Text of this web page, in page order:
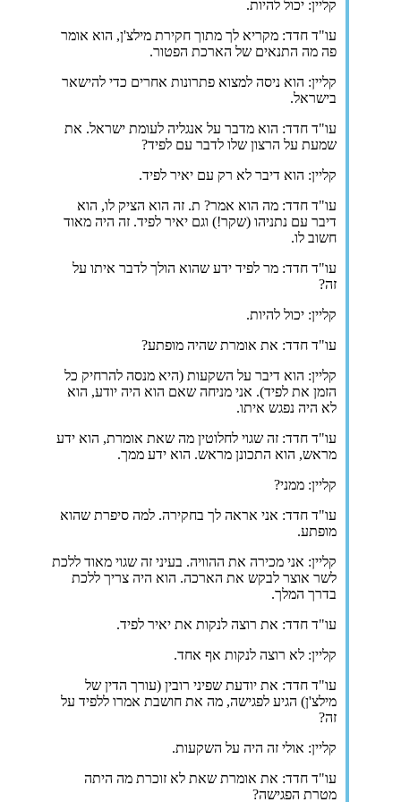
קליין: יכול להיות.
עו"ד חדד: מקריא לך מתוך חקירת מילצ'ן, הוא אומר
פה מה התנאים של הארכת הפטור.
קליין: הוא ניסה למצוא פתרונות אחרים כדי להישאר
בישראל.
עו"ד חדד: הוא מדבר על אנגליה לעומת ישראל. את
שמעת על הרצון שלו לדבר עם לפיד?
קליין: הוא דיבר לא רק עם יאיר לפיד.
עו"ד חדד: מה הוא אמר? ת. זה הוא הציק לו, הוא
דיבר עם נתניהו (שקר!) וגם יאיר לפיד. זה היה מאוד
חשוב לו.
עו"ד חדד: מר לפיד ידע שהוא הולך לדבר איתו על
זה?
קליין: יכול להיות.
עו"ד חדד: את אומרת שהיה מופתע?
קליין: הוא דיבר על השקעות (היא מנסה להרחיק כל
הזמן את לפיד). אני מניחה שאם הוא היה יודע, הוא
לא היה נפגש איתו.
עו"ד חדד: זה שגוי לחלוטין מה שאת אומרת, הוא ידע
מראש, הוא התכונן מראש. הוא ידע ממך.
קליין: ממני?
עו"ד חדד: אני אראה לך בחקירה. למה סיפרת שהוא
מופתע.
קליין: אני מכירה את ההוויה. בעיני זה שגוי מאוד ללכת
לשר אוצר לבקש את הארכה. הוא היה צריך ללכת
בדרך המלך.
עו"ד חדד: את רוצה לנקות את יאיר לפיד.
קליין: לא רוצה לנקות אף אחד.
עו"ד חדד: את יודעת שפיני רובין (עורך הדין של
מילצ'ן) הגיע לפגישה, מה את חושבת אמרו ללפיד על
זה?
קליין: אולי זה היה על השקעות.
עו"ד חדד: את אומרת שאת לא זוכרת מה היתה
מטרת הפגישה?